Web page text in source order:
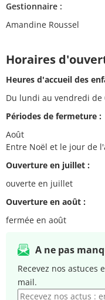
Gestionnaire :
Amandine Roussel
Horaires
Heures d'accueil des
Du lundi au vendredi de
Périodes de fermeture :
Août
Entre Noël et le jour de
Ouverture en juillet :
ouverte en juillet
Ouverture en août :
fermée en août
A ne pas
Recevez nos
mail.